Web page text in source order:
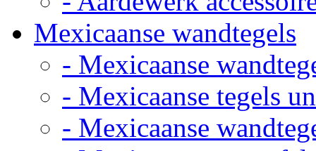
Mexicaanse wandtegels
- Mexicaanse
- Mexicaanse tegels
- Mexicaanse